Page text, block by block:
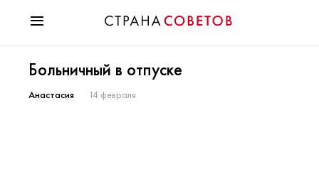
Мода
Звезды
Больничный в отпуске
Анастасия 14 февраля